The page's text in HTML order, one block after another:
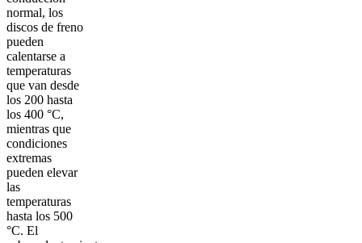
normal, los
discos de freno
pueden
calentarse a
temperaturas
que van desde
los 200 hasta
los 400 °C,
mientras que
condiciones
extremas
pueden elevar
las
temperaturas
hasta los 500
°C. El